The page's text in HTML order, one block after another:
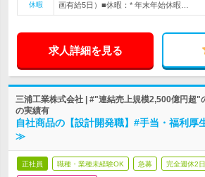
休暇
画有給5日）■休暇：* 年末年始休暇…
求人詳細を見る
三浦工業株式会社 | #"連結売上規模2,500億円超"
の実績有
自社商品の【設計開発職】#手当・福利
≫
正社員 職種・業種未経験OK 急募 完全週休2